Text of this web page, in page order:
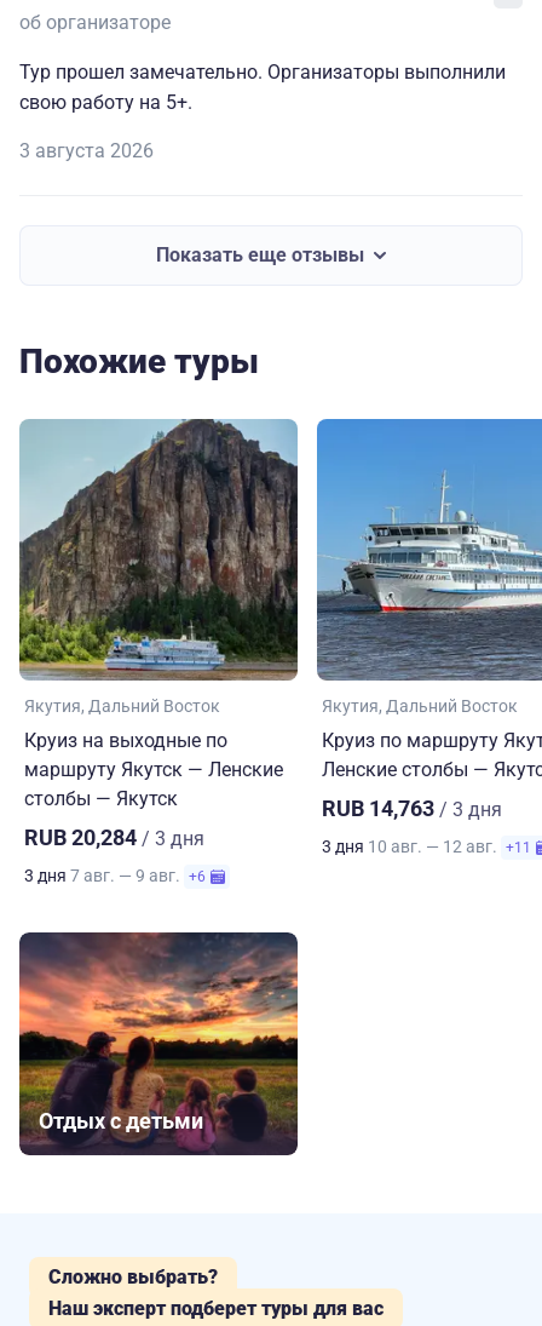
об организаторе
Тур прошел замечательно. Организаторы выполнили
свою работу на 5+.
3 августа 2026
Показать еще отзывы
Похожие туры
Якутия Дальний Восток
Круиз на выходные по
маршруту Якутск — Ленские
столбы — Якутск
RUB 20,284 / 3 дня
3 дня 7 авг. — 9 авг. +6
Якутия Дальний Восток
Круиз по маршруту
Ленские столбы —
RUB 14,763 / 3 дня
3 дня 10 авг. — 12 авг. +11
Отдых с детьми
Сложно выбрать?
Наш эксперт подберет туры для вас